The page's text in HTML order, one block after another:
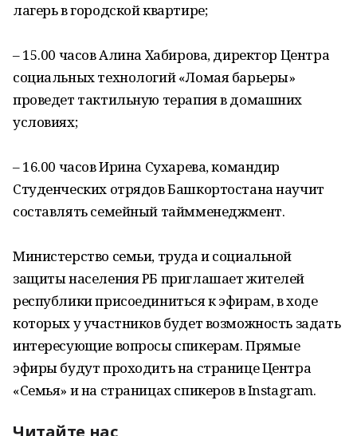
лагерь в городской квартире;
– 15.00 часов Алина Хабирова, директор Центра
социальных технологий «Ломая барьеры»
проведет тактильную терапия в домашних
условиях;
– 16.00 часов Ирина Сухарева, командир
Студенческих отрядов Башкортостана научит
составлять семейный таймменеджмент.
Министерство семьи, труда и социальной
защиты населения РБ приглашает жителей
республики присоединиться к эфирам, в ходе
которых у участников будет возможность задать
интересующие вопросы спикерам. Прямые
эфиры будут проходить на странице Центра
«Семья» и на страницах спикеров в Instagram.
Читайте нас